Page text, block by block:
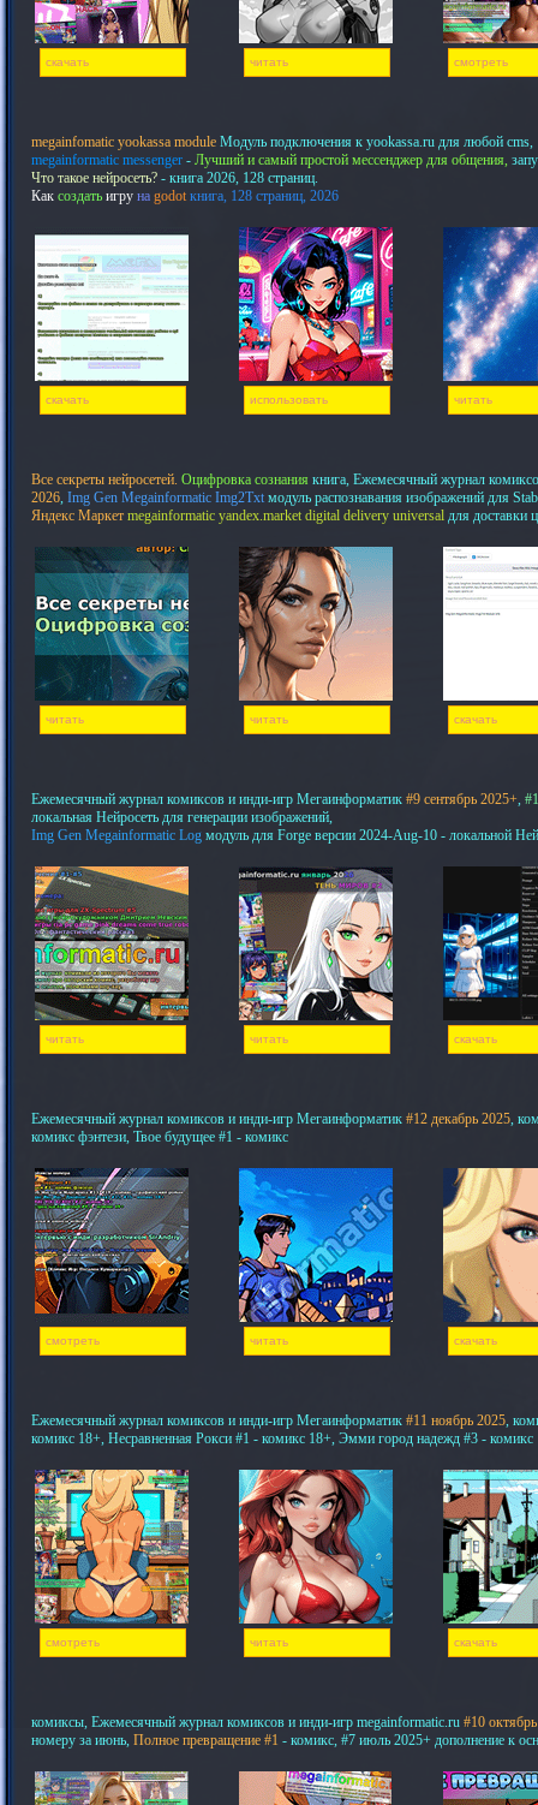
скачать читать смотреть
megainfomatic yookassa module Модуль подключения к yookassa.ru для любой cms,
megainformatic messenger - Лучший и самый простой мессенджер для общения,
Что такое нейросеть? - книга 2026, 128 страниц.
Как создать игру на godot книга, 128 страниц, 2026
скачать использовать читать
Все секреты нейросетей. Оцифровка сознания книга, Ежемесячный журнал
2026, Img Gen Megainformatic Img2Txt модуль распознавания изображений для
Яндекс Маркет megainformatic yandex.market digital delivery universal для доставки
читать читать скачать
Ежемесячный журнал комиксов и инди-игр Мегаинформатик #9 сентябрь 2025+,
локальная Нейросеть для генерации изображений,
Img Gen Megainformatic Log модуль для Forge версии 2024-Aug-10 - локальной
читать читать скачать
Ежемесячный журнал комиксов и инди-игр Мегаинформатик #12 декабрь 2025,
комикс фэнтези, Твое будущее #1 - комикс
смотреть читать скачать
Ежемесячный журнал комиксов и инди-игр Мегаинформатик #11 ноябрь 2025,
комикс 18+, Несравненная Рокси #1 - комикс 18+, Эмми город надежд #3 - комикс
смотреть читать скачать
комиксы, Ежемесячный журнал комиксов и инди-игр megainformatic.ru #10
номеру за июнь, Полное превращение #1 - комикс, #7 июль 2025+ дополнение к